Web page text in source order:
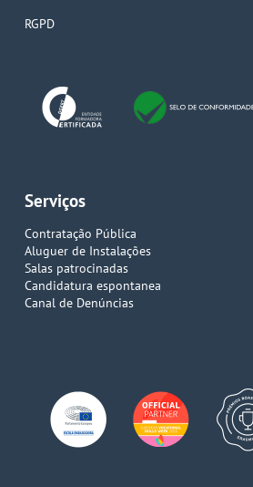
RGPD
Serviços
Contratação Pública
Aluguer de Instalações
Salas patrocinadas
Candidatura espontanea
Canal de Denúncias